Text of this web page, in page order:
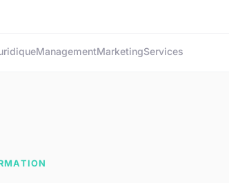
ManagementMarketingServices